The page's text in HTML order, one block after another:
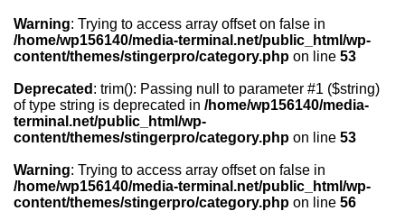
Warning: Trying to access array offset on false in
/home/wp156140/media-terminal.net/public_html/wp-
content/themes/stingerpro/category.php on line 53
Deprecated : trim(): Passing null to parameter #1 ($string)
of type string is deprecated in /home/wp156140/media-
terminal.net/public_html/wp-
content/themes/stingerpro/category.php on line 53
Warning: Trying to access array offset on false in
/home/wp156140/media-terminal.net/public_html/wp-
content/themes/stingerpro/category.php on line 56